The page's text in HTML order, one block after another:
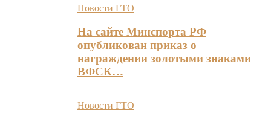
Новости ГТО
На сайте Минспорта РФ
опубликован приказ о
награждении золотыми знаками
ВФСК…
Новости ГТО